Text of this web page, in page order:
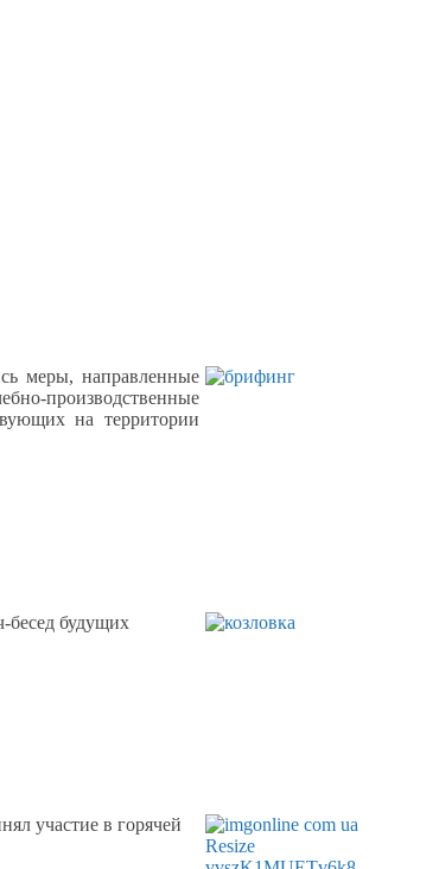
меры, направленные
производственные
на территории
бесед будущих
участие в горячей